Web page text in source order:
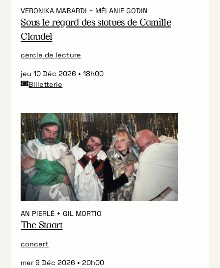
VERONIKA MABARDI + MÉLANIE GODIN
Sous le regard des statues de Camille
Claudel
cercle de lecture
jeu 10 Déc 2026
18h00
Billetterie
AN PIERLÉ + GIL MORTIO
The Staart
concert
mer 9 Déc 2026
20h00